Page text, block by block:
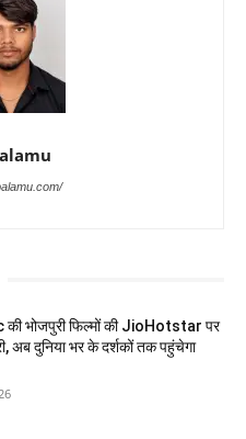
भोजपुरी फिल्मों की JioHotstar पर
अब दुनिया भर के दर्शकों तक पहुंचेगा